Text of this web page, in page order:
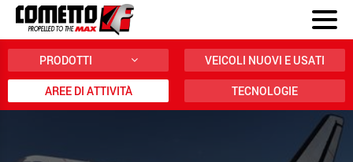
PRODOTTI VEICOLI NUOVI E USATI
AREE DI ATTIVITÀ TECNOLOGIE